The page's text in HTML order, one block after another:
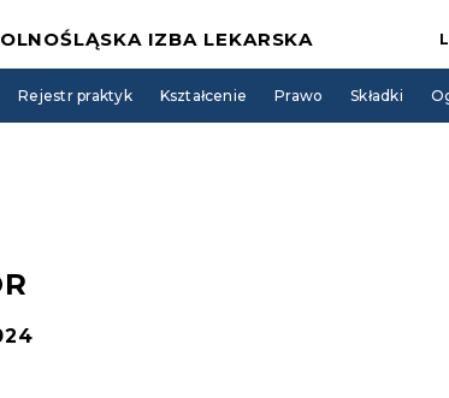
IZBA LEKARSKA
Rejestr praktyk Kształcenie Prawo Składki